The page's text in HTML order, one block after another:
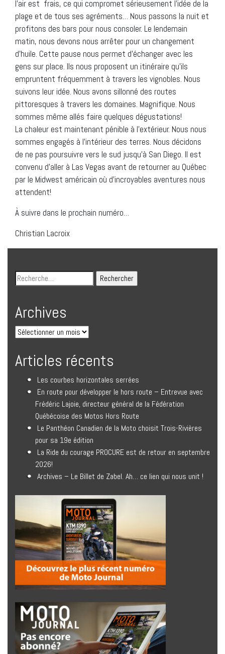
l’air est frais, ce qui compromet sérieusement l’idée de la
plage et de tous ses agréments… Nous passons la nuit et
profitons des bars pour nous consoler. Le lendemain
matin, nous devons nous arrêter pour un changement
d’huile. Cette pause nous permet d’échanger avec les
gens sur place. Ils nous proposent un itinéraire qu’ils
empruntent fréquemment à travers les vignobles. Nous
suivons leur idée. Nous avons sillonné des routes
pittoresques à travers les domaines. Magnifique. Nous
sommes même allés faire quelques dégustations!
La chaleur est maintenant pénible à l’extérieur. Nous nous
sommes engagés à l’intérieur des terres. Nous décidons
de ne pas poursuivre vers le sud jusqu’à San Diego. Il est
convenu d’aller à Las Vegas avant de retourner au Québec
par le Midwest américain où d’incroyables aventures nous
attendent!
À suivre dans le prochain numéro…
Christian Lacroix
Archives
Articles récents
Les courbes horizontales serrées
En route pour développer le hors route – Entrevue avec
Frédéric Lajoie, directeur général de la Fédération
Québécoise des Motos Hors Route
Le Panthéon Canadien de la Moto choisit Trois-Rivières
pour sa 19e édition
La Ride du courage PROCURE est de retour en septembre
2026!
Archives – Le Billet de Zabel. Ah… ce lien qui nous unit !